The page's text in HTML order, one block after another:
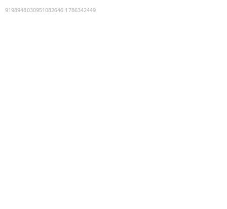
9198948030951082646:1786342449